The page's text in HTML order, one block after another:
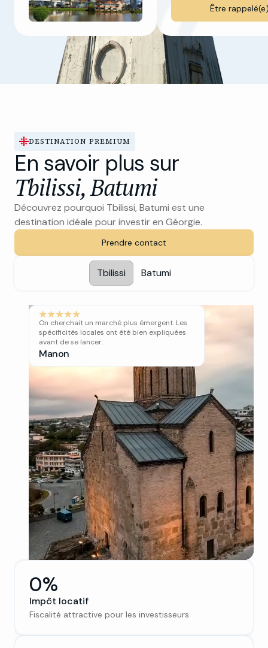
DESTINATION PREMIUM
En savoir plus sur
Tbilissi, Batumi
Découvrez pourquoi Tbilissi, Batumi est une
destination idéale pour investir en Géorgie.
Prendre contact
Tbilissi Batumi
On cherchait un marché plus émergent. Les
spécificités locales ont été bien expliquées
avant de se lancer.
Manon
0%
Impôt locatif
Fiscalité attractive pour les investisseurs